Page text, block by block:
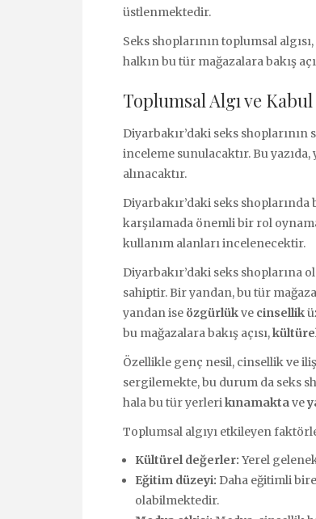
üstlenmektedir.
Seks shoplarının toplumsal
halkın bu tür mağazalara bakış
Toplumsal Algı ve Kabul
Diyarbakır’daki seks
inceleme sunulacaktır. Bu
alınacaktır.
Diyarbakır’daki seks
karşılamada önemli bir rol
kullanım alanları incelenecektir.
Diyarbakır’daki seks shoplarına
sahiptir. Bir yandan, bu tür
yandan ise özgürlükve cinsellik
bu mağazalara bakış açısı,
Özellikle genç nesil, cinsellik ve
sergilemekte, bu durum da seks
hala bu tür yerlerikınamaktave
Toplumsal algıyı etkileyen
Kültürel değerler: Yerel
Eğitim düzeyi: Daha eğitimli
olabilmektedir.